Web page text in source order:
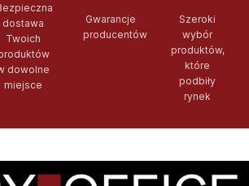
dostawa
Twoich
dowolne
miejsce
Gwarancje
producentów
Szeroki
wybór
produktów,
które
podbiły
rynek